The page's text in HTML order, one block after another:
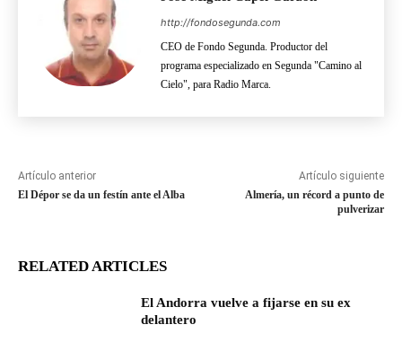
http://fondosegunda.com
CEO de Fondo Segunda. Productor del
programa especializado en Segunda "Camino al
Cielo", para Radio Marca.
Artículo anterior
El Dépor se da un festín ante el Alba
Artículo siguiente
Almería, un récord a punto de
pulverizar
RELATED ARTICLES
El Andorra vuelve a fijarse en su ex
delantero